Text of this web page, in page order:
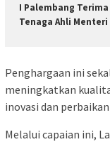
I Palembang
Tenaga Ahli Menteri
Penghargaan ini
meningkatkan
inovasi dan
Melalui capaian ini,